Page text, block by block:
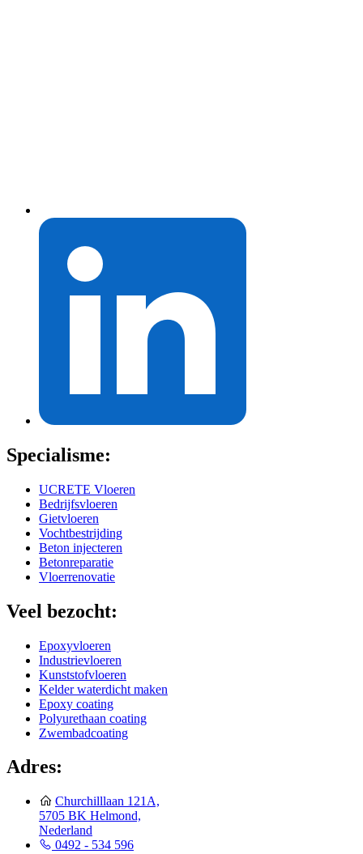
Specialisme:
UCRETE Vloeren
Bedrijfsvloeren
Gietvloeren
Vochtbestrijding
Beton injecteren
Betonreparatie
Vloerrenovatie
Veel bezocht:
Epoxyvloeren
Industrievloeren
Kunststofvloeren
Kelder waterdicht maken
Epoxy coating
Polyurethaan coating
Zwembadcoating
Adres:
Churchilllaan 121A,
5705 BK Helmond,
Nederland
0492 - 534 596